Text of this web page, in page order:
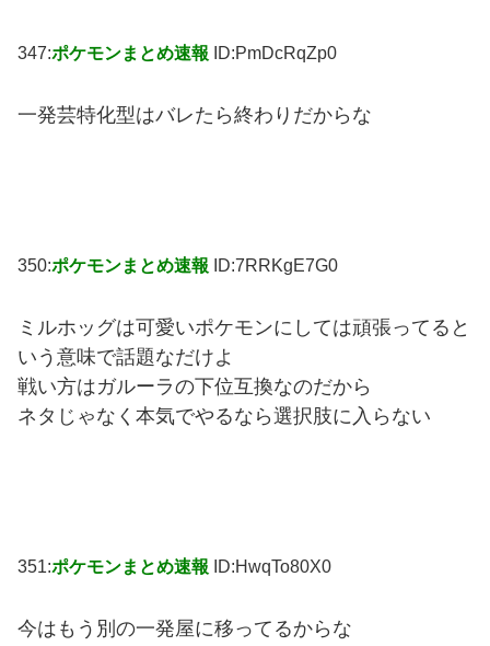
347:ポケモンまとめ速報 ID:PmDcRqZp0
一発芸特化型はバレたら終わりだからな
350:ポケモンまとめ速報 ID:7RRKgE7G0
ミルホッグは可愛いポケモンにしては頑張ってると
いう意味で話題なだけよ
戦い方はガルーラの下位互換なのだから
ネタじゃなく本気でやるなら選択肢に入らない
351:ポケモンまとめ速報 ID:HwqTo80X0
今はもう別の一発屋に移ってるからな